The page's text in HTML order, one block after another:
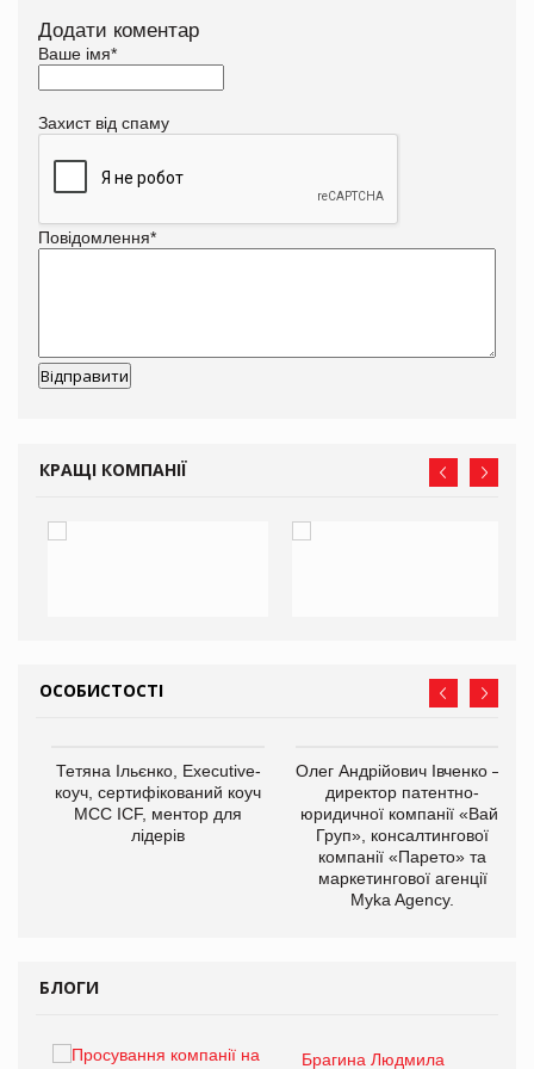
Додати коментар
Ваше імя*
Захист від спаму
Повідомлення*
КРАЩІ КОМПАНІЇ
ОСОБИСТОСТІ
Тетяна Ільєнко, Executive-
коуч, сертифікований коуч
МСС ICF, ментор для
лідерів
Олег Андрійович Івченко —
директор патентно-
юридичної компанії «Вайз
Груп», консалтингової
компанії «Парето» та
маркетингової агенції
Myka Agency.
БЛОГИ
Брагина Людмила